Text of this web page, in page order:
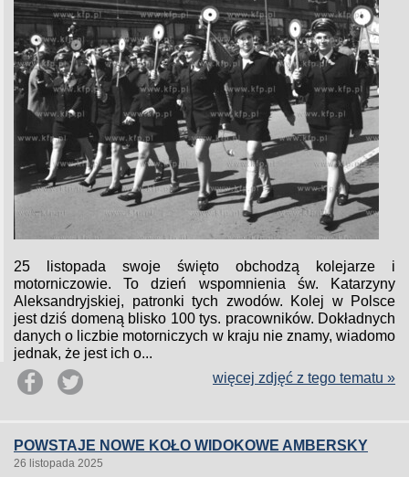
25 listopada swoje święto obchodzą kolejarze i
motorniczowie. To dzień wspomnienia św. Katarzyny
Aleksandryjskiej, patronki tych zwodów. Kolej w Polsce
jest dziś domeną blisko 100 tys. pracowników. Dokładnych
danych o liczbie motorniczych w kraju nie znamy, wiadomo
jednak, że jest ich o...
więcej zdjęć z tego tematu »
POWSTAJE NOWE KOŁO WIDOKOWE AMBERSKY
26 listopada 2025